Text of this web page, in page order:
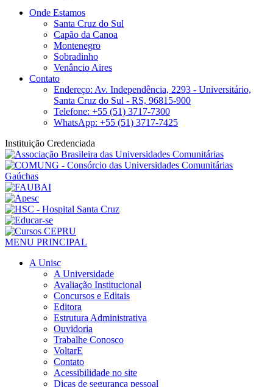
Onde Estamos
Santa Cruz do Sul
Capão da Canoa
Montenegro
Sobradinho
Venâncio Aires
Contato
Endereço: Av. Independência, 2293 - Universitário,
Santa Cruz do Sul - RS, 96815-900
Telefone: +55 (51) 3717-7300
WhatsApp: +55 (51) 3717-7425
Instituição Credenciada
MENU PRINCIPAL
A Unisc
A Universidade
Avaliação Institucional
Concursos e Editais
Editora
Estrutura Administrativa
Ouvidoria
Trabalhe Conosco
VoltarE
Contato
Acessibilidade no site
Dicas de segurança pessoal